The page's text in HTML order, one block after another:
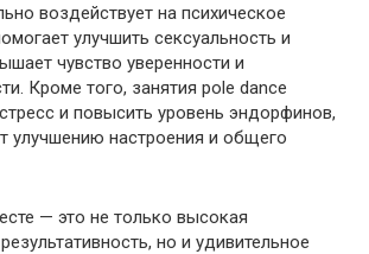
воздействует на психическое
улучшить сексуальность и
чувство уверенности и
Кроме того, занятия pole dance
и повысить уровень эндорфинов,
улучшению настроения и общего
— это не только высокая
но и удивительное